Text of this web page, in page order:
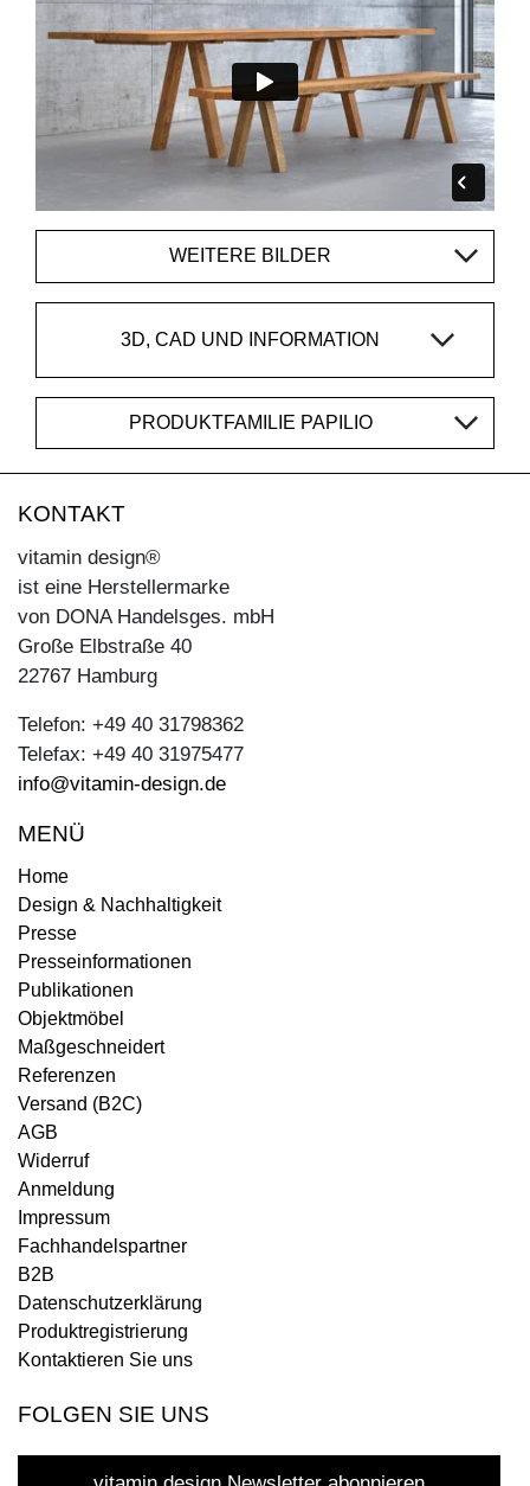
WEITERE BILDER
3D, CAD UND INFORMATION
PRODUKTFAMILIE PAPILIO
KONTAKT
vitamin design®
ist eine Herstellermarke
von DONA Handelsges. mbH
Große Elbstraße 40
22767 Hamburg
Telefon: +49 40 31798362
Telefax: +49 40 31975477
info@vitamin-design.de
MENÜ
Home
Design & Nachhaltigkeit
Presse
Presseinformationen
Publikationen
Objektmöbel
Maßgeschneidert
Referenzen
Versand (B2C)
AGB
Widerruf
Anmeldung
Impressum
Fachhandelspartner
B2B
Datenschutzerklärung
Produktregistrierung
Kontaktieren Sie uns
FOLGEN SIE UNS